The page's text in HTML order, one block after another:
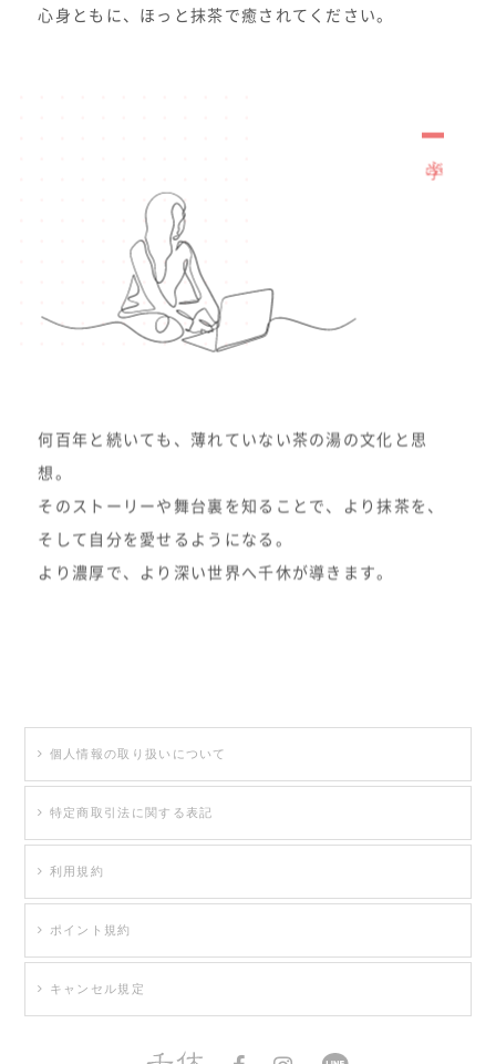
心身ともに、ほっと抹茶で癒されてください。
学ぶ
何百年と続いても、薄れていない茶の湯の文化と思
想。
そのストーリーや舞台裏を知ることで、より抹茶を、
そして自分を愛せるようになる。
より濃厚で、より深い世界へ千休が導きます。
個人情報の取り扱いについて
特定商取引法に関する表記
利用規約
ポイント規約
キャンセル規定